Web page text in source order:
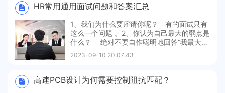
态存储方式。 这两者在
HR常用通用面试问题和答案汇总
1、我们为什么要雇请你呢？ 有的面试只有
这么一个问题 。2、你认为自己最大的弱点是
什么？ 绝对不要自作聪明地回答“我最大的
缺点是过于追求完美”，有的人以为这样回答
会显得自己比较出色，但事实上，他已经岌
为什么？ 说和你要应聘的职位相关的课程
吧，表现一下自己的热
2023-09-10 20:07:43
高速PCB设计为何需要控制阻抗匹配？